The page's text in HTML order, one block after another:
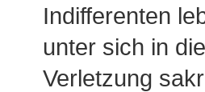
Indifferenten
unter sich in
Verletzung